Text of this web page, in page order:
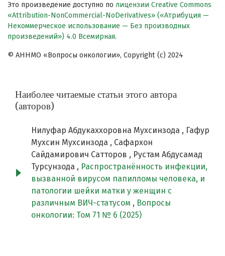
Это произведение доступно по лицензии Creative Commons
«Attribution-NonCommercial-NoDerivatives» («Атрибуция —
Некоммерческое использование — Без производных
произведений») 4.0 Всемирная.
© АННМО «Вопросы онкологии», Copyright (c) 2024
Наиболее читаемые статьи этого автора
(авторов)
Нилуфар Абдукаххоровна Мухсинзода , Гафур
Мухсин Мухсинзода , Сафархон
Сайдамирович Сатторов , Рустам Абдусамад
Турсунзода , Распространённость инфекции,
вызванной вирусом папилломы человека, и
патологии шейки матки у женщин с
различным ВИЧ-статусом , Вопросы
онкологии: Том 71 № 6 (2025)